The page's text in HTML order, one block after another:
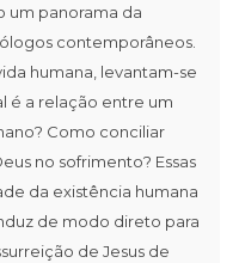
um panorama da
contemporâneos.
humana, levantam-se
é a relação entre um
Como conciliar
no sofrimento? Essas
da existência humana
de modo direto para
de Jesus de